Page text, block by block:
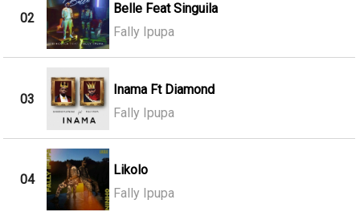
02
Belle Feat Singuila
Fally Ipupa
03
Inama Ft Diamond
Fally Ipupa
04
Likolo
Fally Ipupa